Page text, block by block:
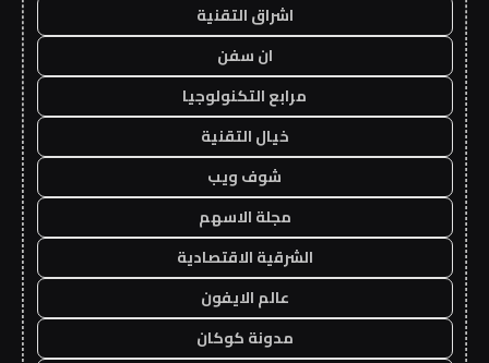
اشراق التقنية
ان سفن
مرابع التكنولوجيا
خيال التقنية
شوف ويب
مجلة الاسهم
الشرقية الاقتصادية
عالم الايفون
مدونة كوكان